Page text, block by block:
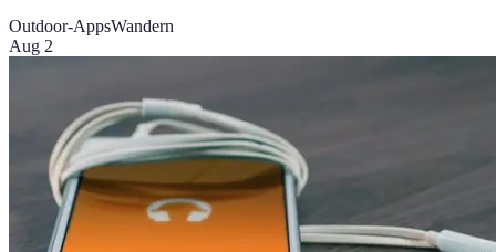
Outdoor-AppsWandern
Aug 2